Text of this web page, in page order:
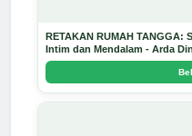
RETAKAN RUMAH TANGGA:
Intim dan Mendalam - Arda